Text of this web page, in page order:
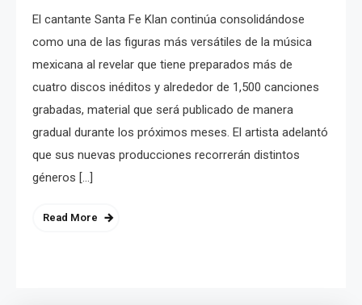
El cantante Santa Fe Klan continúa consolidándose
como una de las figuras más versátiles de la música
mexicana al revelar que tiene preparados más de
cuatro discos inéditos y alrededor de 1,500 canciones
grabadas, material que será publicado de manera
gradual durante los próximos meses. El artista adelantó
que sus nuevas producciones recorrerán distintos
géneros […]
Read More